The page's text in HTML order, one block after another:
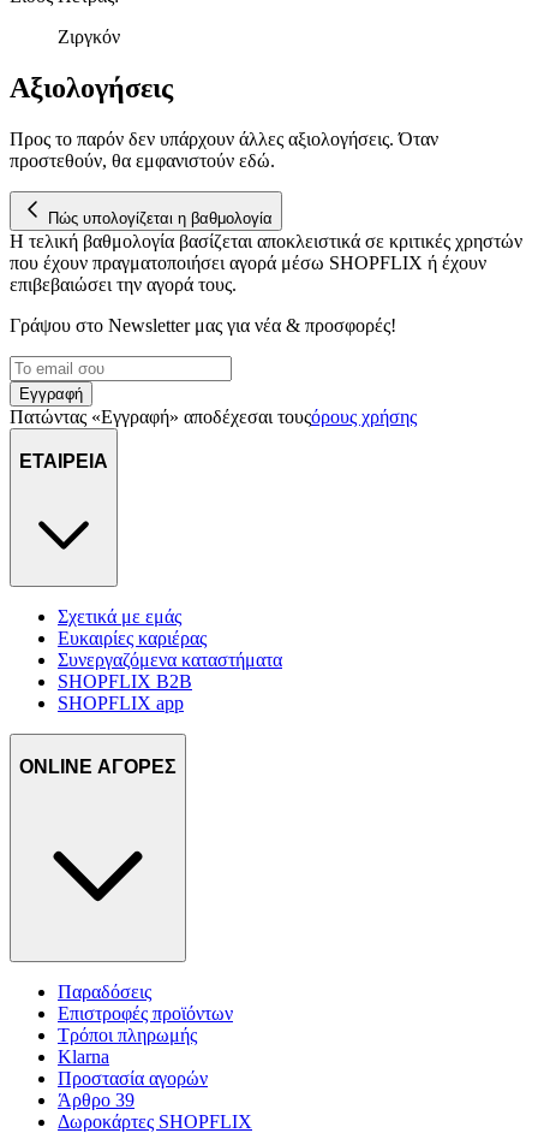
Ζιργκόν
Αξιολογήσεις
Προς το παρόν δεν υπάρχουν άλλες αξιολογήσεις. Όταν
προστεθούν, θα εμφανιστούν εδώ.
Πώς υπολογίζεται η βαθμολογία
Η τελική βαθμολογία βασίζεται αποκλειστικά σε κριτικές χρηστών
που έχουν πραγματοποιήσει αγορά μέσω SHOPFLIX ή έχουν
επιβεβαιώσει την αγορά τους.
Γράψου στο Νewsletter μας για νέα & προσφορές!
Εγγραφή
Πατώντας «Εγγραφή» αποδέχεσαι τουςόρους χρήσης
ΕΤΑΙΡΕΙΑ
Σχετικά με εμάς
Ευκαιρίες καριέρας
Συνεργαζόμενα καταστήματα
SHOPFLIX B2B
SHOPFLIX app
ONLINE ΑΓΟΡΕΣ
Παραδόσεις
Επιστροφές προϊόντων
Τρόποι πληρωμής
Klarna
Προστασία αγορών
Άρθρο 39
Δωροκάρτες SHOPFLIX